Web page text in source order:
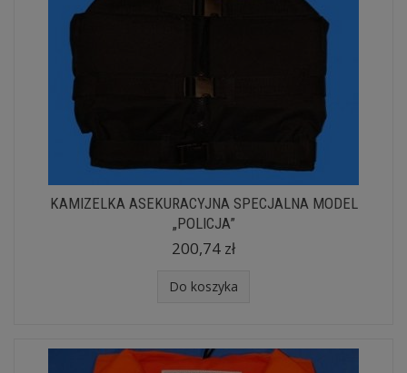
KAMIZELKA ASEKURACYJNA SPECJALNA MODEL
„POLICJA”
200,74 zł
Do koszyka